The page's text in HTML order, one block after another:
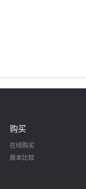
购买
在线购买
版本比较